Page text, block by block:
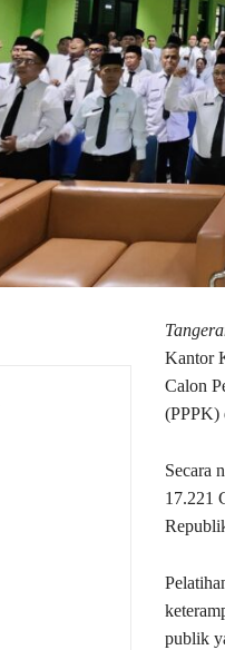
Kantor
Calon
(PPPK)
Secara
17.221
publik